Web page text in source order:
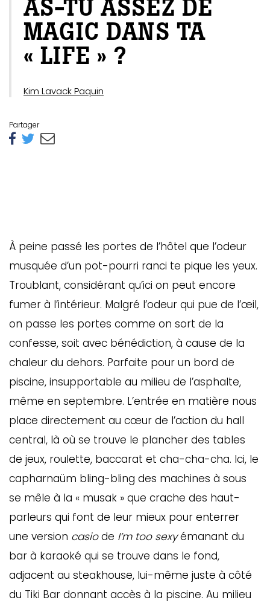
AS-TU ASSEZ DE
MAGIC DANS TA
« LIFE » ?
Kim Lavack Paquin
Partager
À peine passé les portes de l’hôtel que l’odeur
musquée d’un pot-pourri ranci te pique les yeux.
Troublant, considérant qu’ici on peut encore
fumer à l’intérieur. Malgré l’odeur qui pue de l’œil,
on passe les portes comme on sort de la
confesse, soit avec bénédiction, à cause de la
chaleur du dehors. Parfaite pour un bord de
piscine, insupportable au milieu de l’asphalte,
même en septembre. L’entrée en matière nous
place directement au cœur de l’action du hall
central, là où se trouve le plancher des tables
de jeux, roulette, baccarat et cha-cha-cha. Ici, le
capharnaüm bling-bling des machines à sous
se mêle à la « musak » que crache des haut-
parleurs qui font de leur mieux pour enterrer
une version casiode I’m too sexyémanant du
bar à karaoké qui se trouve dans le fond,
adjacent au steakhouse, lui-même juste à côté
du Tiki Bar donnant accès à la piscine. Au milieu